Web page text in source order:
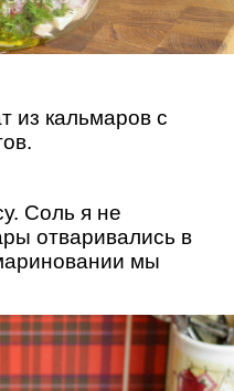
из кальмаров с
Соль я не
отваривались в
мы